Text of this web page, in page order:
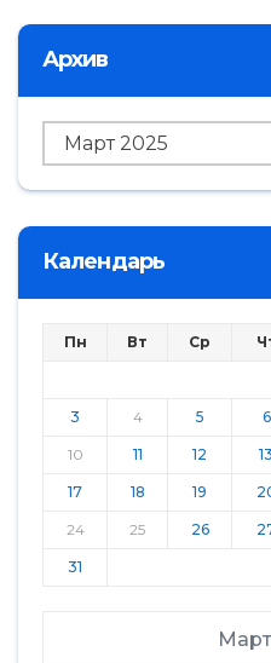
Архив
Архив
Календарь
Пн Вт Ср
3 4 5 6
10 11 12 13
17 18 19
24 25 26
31